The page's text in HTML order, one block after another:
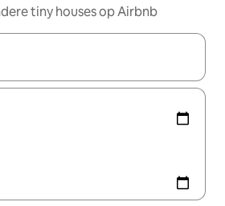
tiny houses op Airbnb
beschikbaar zijn, maak je een keuze